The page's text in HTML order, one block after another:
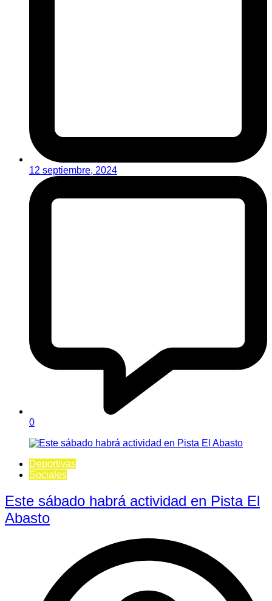
12 septiembre, 2024
0
Deportivas
Sociales
Este sábado habrá actividad en Pista El
Abasto